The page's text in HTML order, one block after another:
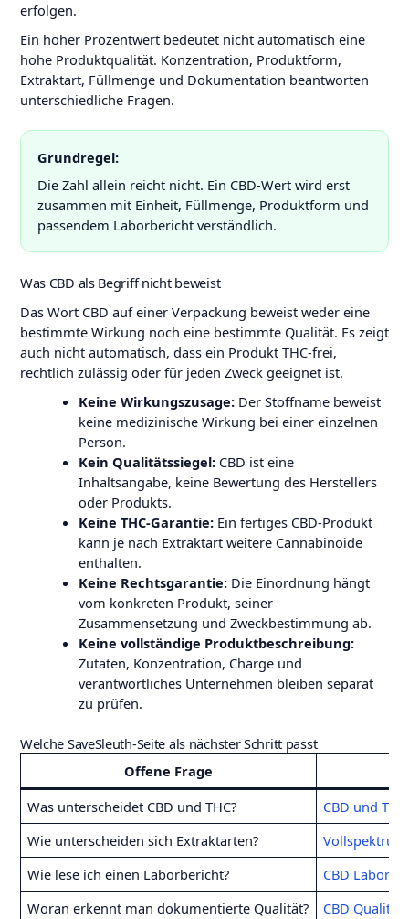
erfolgen.
Ein hoher Prozentwert bedeutet nicht automatisch eine
hohe Produktqualität. Konzentration, Produktform,
Extraktart, Füllmenge und Dokumentation beantworten
unterschiedliche Fragen.
Grundregel:
Die Zahl allein reicht nicht. Ein CBD-Wert wird erst
zusammen mit Einheit, Füllmenge, Produktform und
passendem Laborbericht verständlich.
Was CBD als Begriff nicht beweist
Das Wort CBD auf einer Verpackung beweist weder eine
bestimmte Wirkung noch eine bestimmte Qualität. Es zeigt
auch nicht automatisch, dass ein Produkt THC-frei,
rechtlich zulässig oder für jeden Zweck geeignet ist.
Keine Wirkungszusage:Der Stoffname beweist
keine medizinische Wirkung bei einer einzelnen
Person.
Kein Qualitätssiegel:CBD ist eine
Inhaltsangabe, keine Bewertung des Herstellers
oder Produkts.
Keine THC-Garantie:Ein fertiges CBD-Produkt
kann je nach Extraktart weitere Cannabinoide
enthalten.
Keine Rechtsgarantie:Die Einordnung hängt
vom konkreten Produkt, seiner
Zusammensetzung und Zweckbestimmung ab.
Keine vollständige Produktbeschreibung:
Zutaten, Konzentration, Charge und
verantwortliches Unternehmen bleiben separat
zu prüfen.
Welche SaveSleuth-Seite als nächster Schritt passt
Offene Frage
Was unterscheidet CBD und THC?
CBD und THC
Wie unterscheiden sich Extraktarten?
Wie lese ich einen Laborbericht?
CBD
Woran erkennt man dokumentierte Qualität?
CBD Qualität